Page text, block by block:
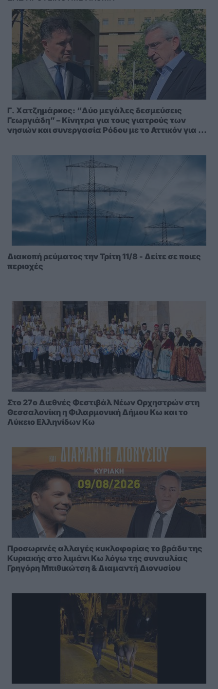
Γ. Χατζημάρκος: “Δύο μεγάλες δεσμεύσεις
Γεωργιάδη” – Κίνητρα για τους γιατρούς των
νησιών και συνεργασία Ρόδου με το Αττικόν για το
Διακοπή ρεύματος την Τρίτη 11/8 - Δείτε σε ποιες
περιοχές
Στο 27ο Διεθνές Φεστιβάλ Νέων Ορχηστρών στη
Θεσσαλονίκη η Φιλαρμονική Δήμου Κω και το
Λύκειο Ελληνίδων Κω
Προσωρινές αλλαγές κυκλοφορίας το βράδυ της
Κυριακής στο λιμάνι Κω λόγω της συναυλίας
Γρηγόρη Μπιθικώτση & Διαμαντή Διονυσίου